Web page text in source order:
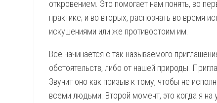
откровением. Это помогает нам понять, во
практике; и во вторых, распознать во время
искушениями или же противостоим им.
Всё начинается с так называемого
обстоятельств, либо от нашей природы.
Звучит оно как призыв к тому, чтобы не
всеми людьми. Второй момент, это когда я на